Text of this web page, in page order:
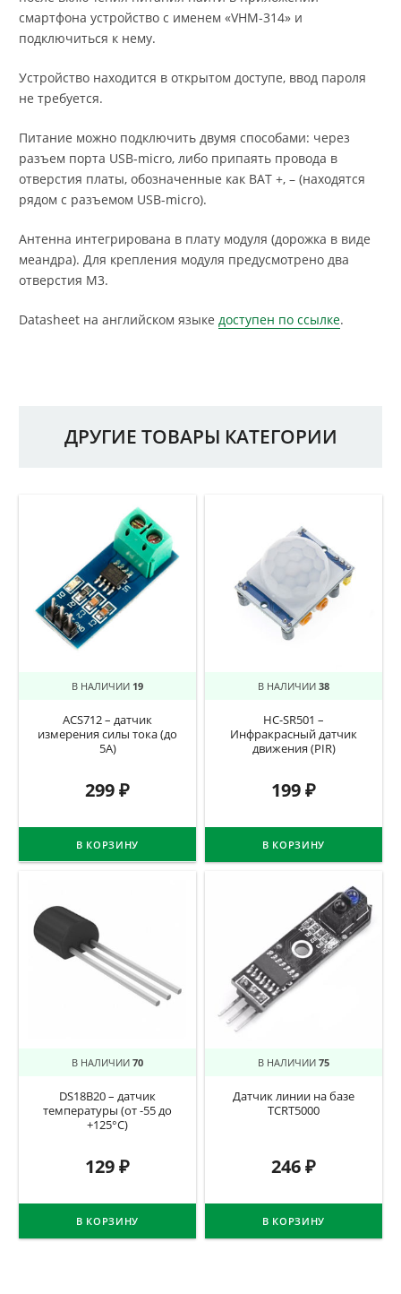
смартфона устройство с именем «VHM-314» и
подключиться к нему.
Устройство находится в открытом доступе, ввод пароля
не требуется.
Питание можно подключить двумя способами: через
разъем порта USB-micro, либо припаять провода в
отверстия платы, обозначенные как BAT +, – (находятся
рядом с разъемом USB-micro).
Антенна интегрирована в плату модуля (дорожка в виде
меандра). Для крепления модуля предусмотрено два
отверстия М3.
Datasheet на английском языке доступен по ссылке.
ДРУГИЕ ТОВАРЫ КАТЕГОРИИ
В НАЛИЧИИ 19
ACS712 – датчик
измерения силы тока (до
5А)
299₽
В КОРЗИНУ
В НАЛИЧИИ 38
HC-SR501 –
Инфракрасный датчик
движения (PIR)
199₽
В КОРЗИНУ
В НАЛИЧИИ 70
DS18B20 – датчик
температуры (от -55 до
+125°C)
129₽
В КОРЗИНУ
В НАЛИЧИИ 75
Датчик линии на базе
TCRT5000
246₽
В КОРЗИНУ